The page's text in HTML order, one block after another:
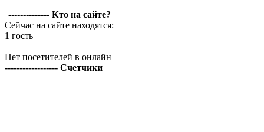
-------------- Кто на сайте?
Сейчас на сайте находятся:
1 гость
Нет посетителей в онлайн
------------------ Счетчики